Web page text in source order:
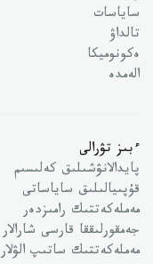
ساياسات
تالداۋ
ەكونوميكا
الەمدە
ءبىز تۋرالى
پايدالانۋشىلىق كەلىسىم
قۇپىيالىلىق ساياساتى
مەملەكەتتىك رامىزدەر
جەمقورلىققا قارسى شارالار
مەملەكەتتىك ساتىپ الۋلار